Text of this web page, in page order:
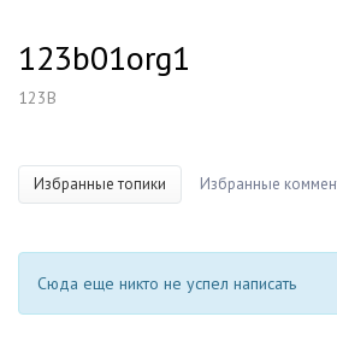
123b01org1
123B
Избранные топики Избранные
Сюда еще никто не успел написать